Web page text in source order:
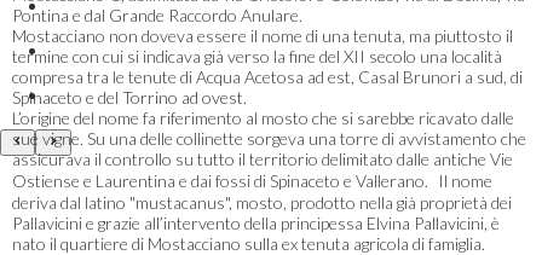
Pontina e dal Grande Raccordo Anulare.
Mostacciano non doveva essere il nome di una tenuta, ma piuttosto il
termine con cui si indicava già verso la fine del XII secolo una località
compresa tra le tenute di Acqua Acetosa ad est, Casal Brunori a sud, di
Spinaceto e del Torrino ad ovest.
L’origine del nome fa riferimento al mosto che si sarebbe ricavato dalle
sue vigne. Su una delle collinette sorgeva una torre di avvistamento che
assicurava il controllo su tutto il territorio delimitato dalle antiche Vie
Ostiense e Laurentina e dai fossi di Spinaceto e Vallerano. Il nome
deriva dal latino "mustacanus", mosto, prodotto nella già proprietà dei
Pallavicini e grazie all’intervento della principessa Elvina Pallavicini, è
nato il quartiere di Mostacciano sulla ex tenuta agricola di famiglia.